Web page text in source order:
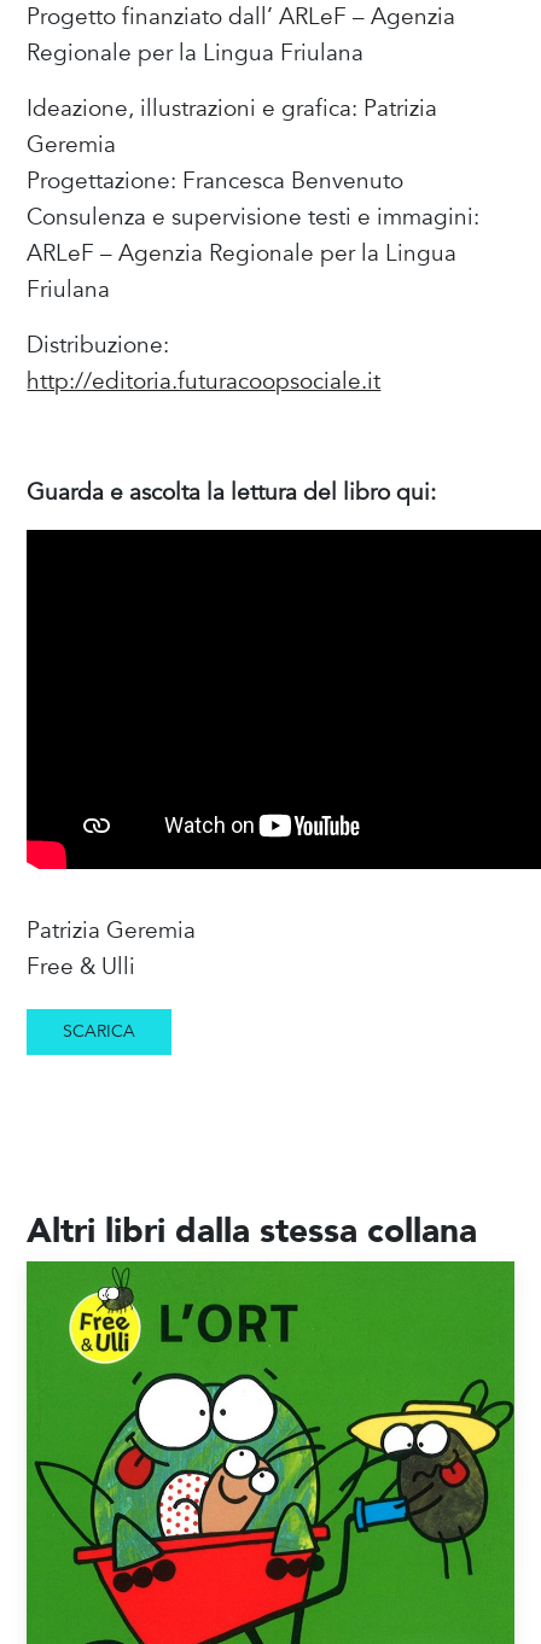
Progetto finanziato dall’ ARLeF – Agenzia
Regionale per la Lingua Friulana
Ideazione, illustrazioni e grafica: Patrizia
Geremia
Progettazione: Francesca Benvenuto
Consulenza e supervisione testi e immagini:
ARLeF – Agenzia Regionale per la Lingua
Friulana
Distribuzione:
http://editoria.futuracoopsociale.it
Guarda e ascolta la lettura del libro qui:
Patrizia Geremia
Free & Ulli
SCARICA
Altri libri dalla stessa collana